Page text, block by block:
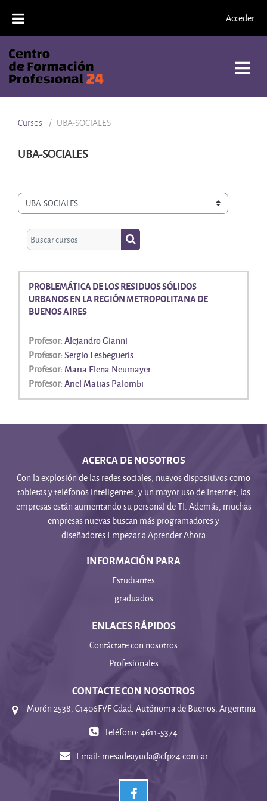
Acceder
Cursos UBA-SOCIALES
UBA-SOCIALES
Categorías
Buscar cursos
Buscar cursos
PROBLEMÁTICA DE LOS RESIDUOS SÓLIDOS
URBANOS EN LA REGIÓN METROPOLITANA DE
BUENOS AIRES
Profesor: Alejandro Gianni
Profesor: Sergio Lesbegueris
Profesor: Maria Elena Neumayer
Profesor: Ariel Matias Palombi
ACERCA DE NOSOTROS
Con la explosión de las redes sociales, nuevos dispositivos como
tabletas y teléfonos inteligentes, y un mayor uso de Internet, las
empresas están aumentando su personal de TI. Además, muchas
empresas nuevas buscan más programadores y
diseñadores Empezar a Aprender Ahora
INFORMACIÓN PARA
Estudiantes
graduados
ENLACES RÁPIDOS
Contáctate con nosotros
Profesionales
CONTACTE CON NOSOTROS
Morón 2538, C1406FVF Cdad. Autónoma de Buenos, Argentina
Teléfono: 4611-5374
Email: mesadeayuda@cfp24.com.ar